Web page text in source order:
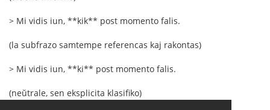
> Mi vidis iun, **kik** post momento falis.
(la subfrazo samtempe referencas kaj rakontas)
> Mi vidis iun, **ki** post momento falis.
(neŭtrale, sen eksplicita klasifiko)